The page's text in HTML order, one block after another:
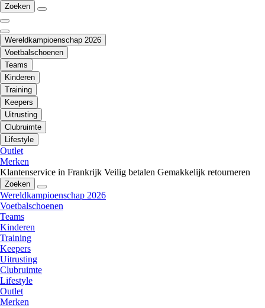
Zoeken
Wereldkampioenschap 2026
Voetbalschoenen
Teams
Kinderen
Training
Keepers
Uitrusting
Clubruimte
Lifestyle
Outlet
Merken
Klantenservice in Frankrijk Veilig betalen Gemakkelijk retourneren
Zoeken
Wereldkampioenschap 2026
Voetbalschoenen
Teams
Kinderen
Training
Keepers
Uitrusting
Clubruimte
Lifestyle
Outlet
Merken